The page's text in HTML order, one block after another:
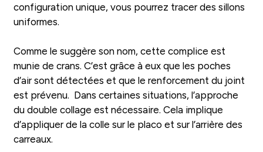
configuration unique, vous pourrez tracer des sillons
uniformes.
Comme le suggère son nom, cette complice est
munie de crans. C’est grâce à eux que les poches
d’air sont détectées et que le renforcement du joint
est prévenu. Dans certaines situations, l’approche
du double collage est nécessaire. Cela implique
d’appliquer de la colle sur le placo et sur l’arrière des
carreaux.